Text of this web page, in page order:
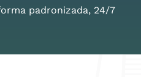
padronizada, 24/7